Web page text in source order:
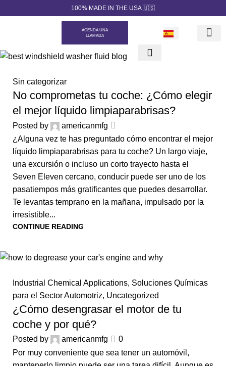
100% MADE IN THE USA 🇺🇸
AGENDA UNA
LLAMADA
Sin categorizar
No comprometas tu coche: ¿Cómo elegir
el mejor líquido limpiaparabrisas?
Posted by
americanmfg
¿Alguna vez te has preguntado cómo encontrar el mejor
líquido limpiaparabrisas para tu coche? Un largo viaje,
una excursión o incluso un corto trayecto hasta el
Seven Eleven cercano, conducir puede ser uno de los
pasatiempos más gratificantes que puedes desarrollar.
Te levantas temprano en la mañana, impulsado por la
irresistible...
CONTINUE READING
Industrial Chemical Applications, Soluciones Químicas
para el Sector Automotriz, Uncategorized
¿Cómo desengrasar el motor de tu
coche y por qué?
Posted by americanmfg
0
Por muy conveniente que sea tener un automóvil,